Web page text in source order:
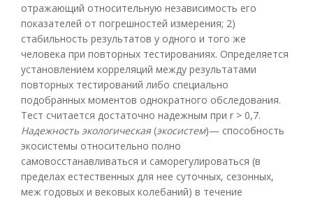
отражающий относительную независимость его
показателей от погрешностей измерения; 2)
стабильность результатов у одного и того же
человека при повторных тестированиях. Определяется
установлением корреляций между результатами
повторных тестирований либо специально
подобранных моментов однократного обследования.
Тест считается достаточно надежным при r > 0,7.
Надежность экологическая(экосистем)— способность
экосистемы относительно полно
самовосстанавливаться и саморегулироваться (в
пределах естественных для нее суточных, сезонных,
меж годовых и вековых колебаний) в течение